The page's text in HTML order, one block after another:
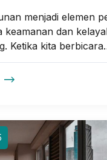
menjadi elemen
keamanan dan
Ketika kita